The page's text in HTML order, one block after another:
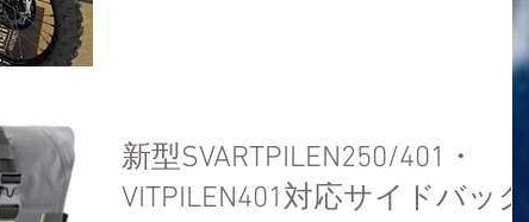
ールセット ・リブを追加した競技向けシー
新型SVARTPILEN250/401・
VITPILEN401対応サイドバッグ